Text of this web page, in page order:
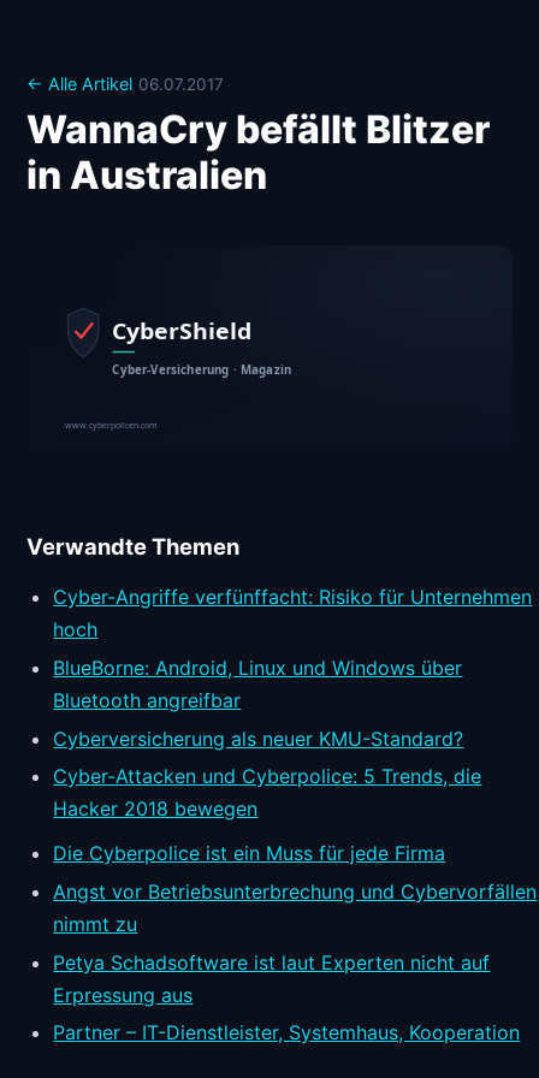
← Alle Artikel 06.07.2017
WannaCry befällt Blitzer
in Australien
Verwandte Themen
Cyber-Angriffe verfünffacht: Risiko für Unternehmen
hoch
BlueBorne: Android, Linux und Windows über
Bluetooth angreifbar
Cyberversicherung als neuer KMU-Standard?
Cyber-Attacken und Cyberpolice: 5 Trends, die
Hacker 2018 bewegen
Die Cyberpolice ist ein Muss für jede Firma
Angst vor Betriebsunterbrechung und Cybervorfällen
nimmt zu
Petya Schadsoftware ist laut Experten nicht auf
Erpressung aus
Partner – IT-Dienstleister, Systemhaus, Kooperation